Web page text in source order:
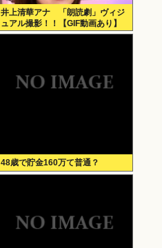
井上清華アナ 「朗読劇」ヴィジ
ュアル撮影！！【GIF動画あり】
48歳で貯金160万て普通？